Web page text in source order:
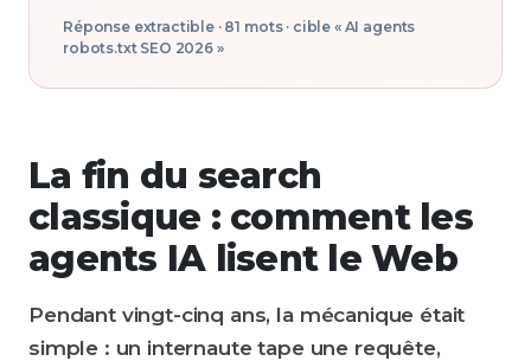
Réponse extractible · 81 mots · cible « AI agents
robots.txt SEO 2026»
La fin du search
classique : comment les
agents IA lisent le Web
Pendant vingt-cinq ans, la mécanique était
simple : un internaute tape une requête,